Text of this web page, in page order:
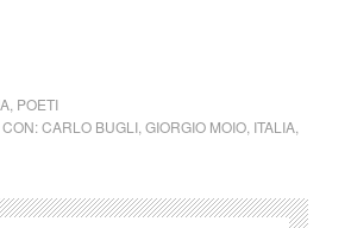
, POETI
CARLO BUGLI, GIORGIO MOIO, ITALIA,